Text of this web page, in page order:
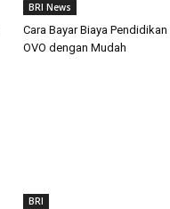
BRI News
Cara Bayar Biaya
OVO dengan Mudah
BRI